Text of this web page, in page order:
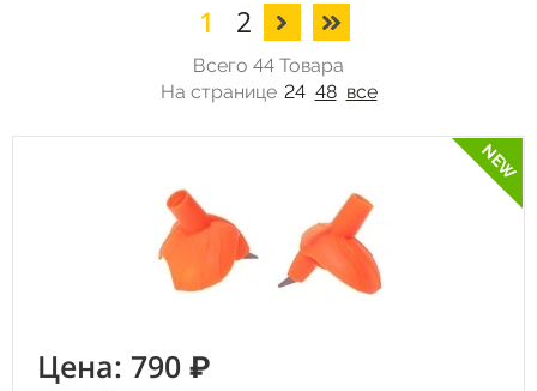
1 2
Всего 44 Товара
На странице 24 48 все
NEW
Цена: 790 ₽